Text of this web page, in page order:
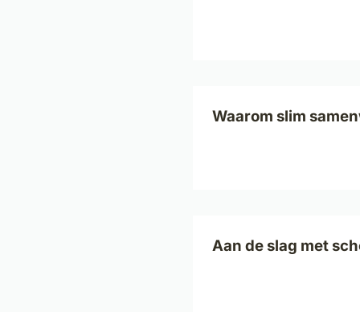
Waarom slim
Aan de slag met